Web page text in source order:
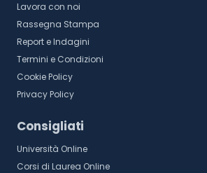
Lavora con noi
Rassegna Stampa
Report e Indagini
Termini e Condizioni
Cookie Policy
Privacy Policy
Consigliati
Università Online
Corsi di Laurea Online